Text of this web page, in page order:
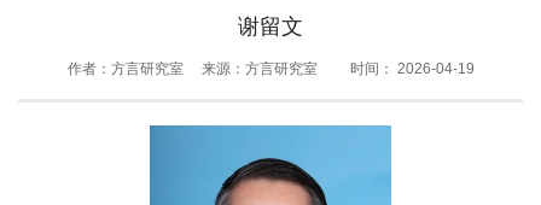
谢留文
作者：方言研究室 来源：方言研究室 时间： 2026-04-19